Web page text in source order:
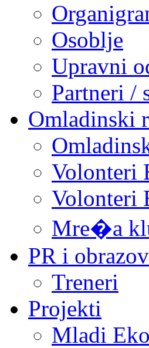
Osoblje
Upravni
Partneri /
Omladinski
Volonteri
Volonteri
Mre�a
PR i
Treneri
Projekti
Mladi